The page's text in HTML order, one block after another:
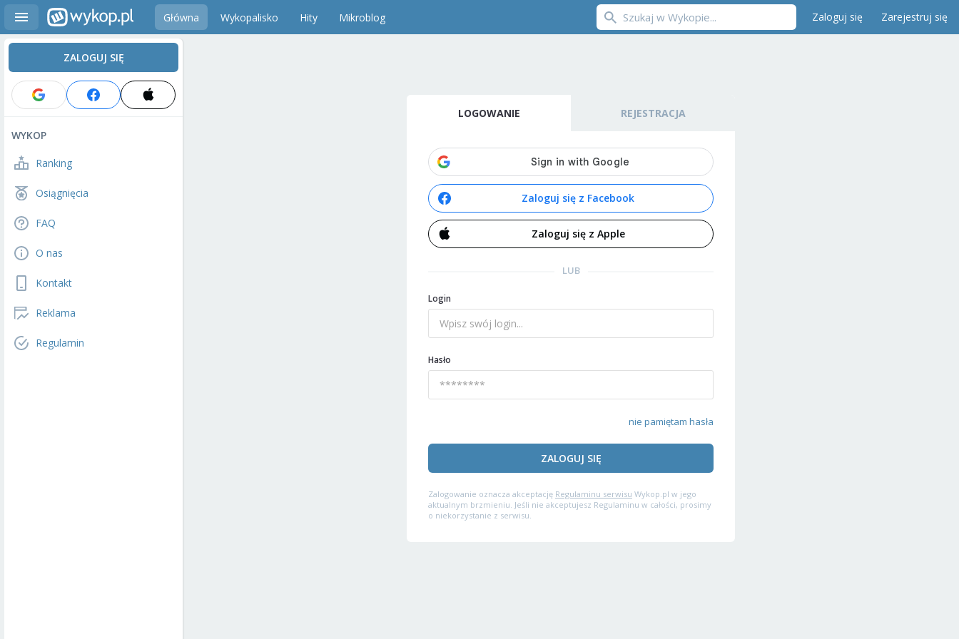
Główna Wykopalisko Hity Mikroblog Zaloguj się Zarejestruj się
ZALOGUJ SIĘ
WYKOP
Ranking
Osiągnięcia
FAQ
O nas
Kontakt
Reklama
Regulamin
LOGOWANIE REJESTRACJA
Zaloguj się z Facebook
Zaloguj się z Apple
LUB
Login
Hasło
nie pamiętam hasła
ZALOGUJ SIĘ
Zalogowanie oznacza akceptację Regulaminu serwisu Wykop.pl w jego
aktualnym brzmieniu. Jeśli nie akceptujesz Regulaminu w całości, prosimy
o niekorzystanie z serwisu.